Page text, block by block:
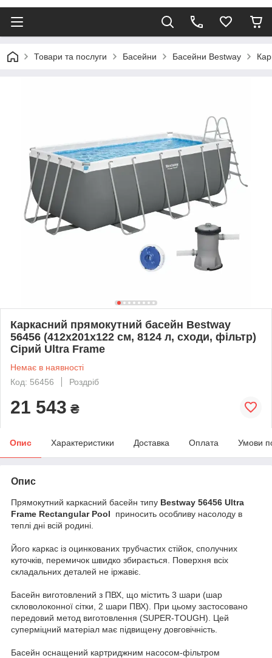
Товари та послуги Басейни Басейни Bestway
Каркасний прямокутний басейн Bestway
56456 (412х201х122 см, 8124 л, сходи, фільтр)
Сірий Ultra Frame
Немає в наявності
Код: 56456
Роздріб
21 543 ₴
Опис Характеристики Доставка Оплата Умови
Опис
Прямокутний каркасний басейн типу Bestway 56456 Ultra
Frame Rectangular Pool приносить особливу насолоду в
теплі дні всій родині.
Його каркас із оцинкованих трубчастих стійок, сполучних
куточків, перемичок швидко збирається. Поверхня всіх
складальних деталей не іржавіє.
Басейн виготовлений з ПВХ, що містить 3 шари (шар
скловолоконної сітки, 2 шари ПВХ). При цьому застосовано
передовий метод виготовлення (SUPER-TOUGH). Цей
суперміцний матеріал має підвищену довговічність.
Басейн оснащений картриджним насосом-фільтром